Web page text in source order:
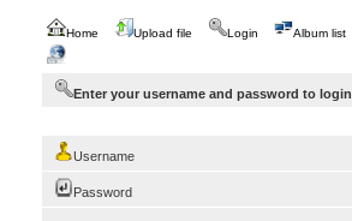
Home Upload file Login Album list
Enter your username and password to login
Username
Password